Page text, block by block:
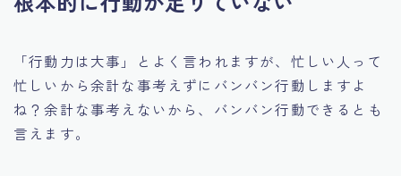
「行動力は大事」とよく言われますが、忙しい人って
忙しいから余計な事考えずにバンバン行動しますよ
ね？余計な事考えないから、バンバン行動できるとも
言えます。